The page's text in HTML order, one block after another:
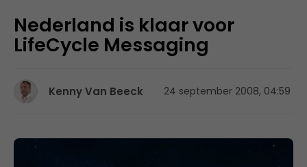
Nederland is klaar voor
LifeCycle Messaging
Kenny Van Beeck 24 september 2008, 04:59